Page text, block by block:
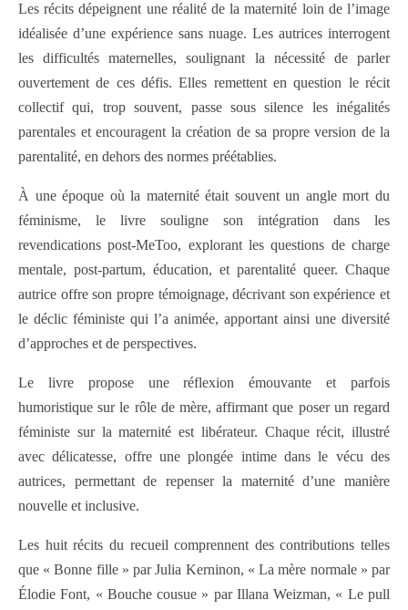
Les récits dépeignent une réalité de la maternité loin de l’image
idéalisée d’une expérience sans nuage. Les autrices interrogent
les difficultés maternelles, soulignant la nécessité de parler
ouvertement de ces défis. Elles remettent en question le récit
collectif qui, trop souvent, passe sous silence les inégalités
parentales et encouragent la création de sa propre version de la
parentalité, en dehors des normes préétablies.
À une époque où la maternité était souvent un angle mort du
féminisme, le livre souligne son intégration dans les
revendications post-MeToo, explorant les questions de charge
mentale, post-partum, éducation, et parentalité queer. Chaque
autrice offre son propre témoignage, décrivant son expérience et
le déclic féministe qui l’a animée, apportant ainsi une diversité
d’approches et de perspectives.
Le livre propose une réflexion émouvante et parfois
humoristique sur le rôle de mère, affirmant que poser un regard
féministe sur la maternité est libérateur. Chaque récit, illustré
avec délicatesse, offre une plongée intime dans le vécu des
autrices, permettant de repenser la maternité d’une manière
nouvelle et inclusive.
Les huit récits du recueil comprennent des contributions telles
que « Bonne fille » par Julia Kerninon, « La mère normale » par
Élodie Font, « Bouche cousue » par Illana Weizman, « Le pull